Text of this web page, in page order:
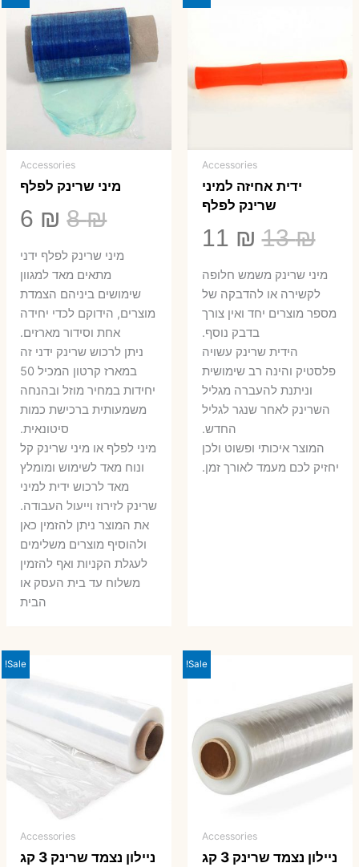
Accessories
ידית אחיזה למיני
שרינק לפלף
13₪
המחיר
המקורי
היה:
13 ₪.
11 ₪
הוא:
​מיני שרינק משמש חלופה
לקשירה או להדבקה של
מספר מוצרים יחד ואין צורך
בדבק נוסף.
הידית שרינק עשויה
פלסטיק והינה רב שימושית
וניתנת להעברה מגליל
השרינק לאחר שנגר לגליל
החדש.
המוצר איכותי ופשוט ולכן
יחזיק לכם מעמד לאורך זמן.
Accessories
מיני שרינק לפלף
8₪
היה:
8 ₪.
6 ₪
6 ₪.
מיני שרינק לפלף ידני
מתאים מאד למגוון
שימושים ביניהם הצמדת
מוצרים, הידוקם לכדי יחידה
אחת וסידור מארזים.
ניתן לרכוש שרינק ידני זה
במארז קרטון המכיל 50
יחידות במחיר מוזל ובהנחה
משמעותית ברכישת כמות
סיטונאית.
מיני לפלף או מיני שרינק קל
ונוח מאד לשימוש ומומלץ
מאד לרכוש ידית למיני
שרינק לזירוז וייעול העבודה.
את המוצר ניתן להזמין כאן
ולהוסיף מוצרים משלימים
לעגלת הקניות ואף להזמין
משלוח עד בית העסק או
הבית
Sale!
Accessories
ניילון נצמד שרינק 3 קג
Sale!
Accessories
ניילון נצמד שרינק 3 קג